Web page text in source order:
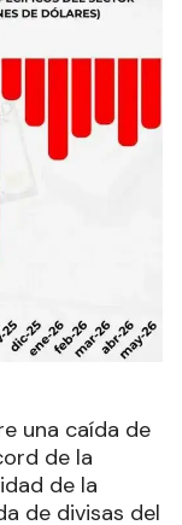
una caída de
de la
de la
de divisas del